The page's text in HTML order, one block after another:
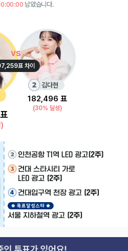
남았습니다.
표
김다현
182,496 표
(30% 달성)
vs
표 차이